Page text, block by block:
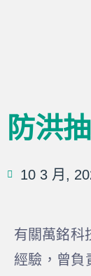
防洪
10 3 月,
有關萬銘科
經驗，曾負